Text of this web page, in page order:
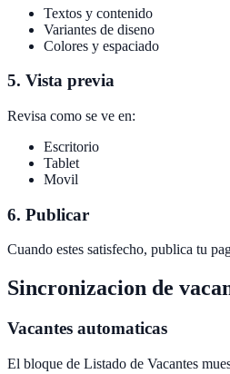
Textos y contenido
Variantes de diseno
Colores y espaciado
5. Vista previa
Revisa como se ve en:
Escritorio
Tablet
Movil
6. Publicar
Cuando estes satisfecho, publica tu
Sincronizacion de
Vacantes automaticas
El bloque de Listado de Vacantes